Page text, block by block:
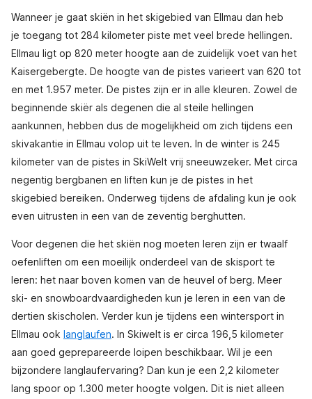
Wanneer je gaat skiën in het skigebied van Ellmau dan heb
je toegang tot 284 kilometer piste met veel brede hellingen.
Ellmau ligt op 820 meter hoogte aan de zuidelijk voet van het
Kaisergebergte. De hoogte van de pistes varieert van 620 tot
en met 1.957 meter. De pistes zijn er in alle kleuren. Zowel de
beginnende skiër als degenen die al steile hellingen
aankunnen, hebben dus de mogelijkheid om zich tijdens een
skivakantie in Ellmau volop uit te leven. In de winter is 245
kilometer van de pistes in SkiWelt vrij sneeuwzeker. Met circa
negentig bergbanen en liften kun je de pistes in het
skigebied bereiken. Onderweg tijdens de afdaling kun je ook
even uitrusten in een van de zeventig berghutten.
Voor degenen die het skiën nog moeten leren zijn er twaalf
oefenliften om een moeilijk onderdeel van de skisport te
leren: het naar boven komen van de heuvel of berg. Meer
ski- en snowboardvaardigheden kun je leren in een van de
dertien skischolen. Verder kun je tijdens een wintersport in
Ellmau ook langlaufen. In Skiwelt is er circa 196,5 kilometer
aan goed geprepareerde loipen beschikbaar. Wil je een
bijzondere langlaufervaring? Dan kun je een 2,2 kilometer
lang spoor op 1.300 meter hoogte volgen. Dit is niet alleen